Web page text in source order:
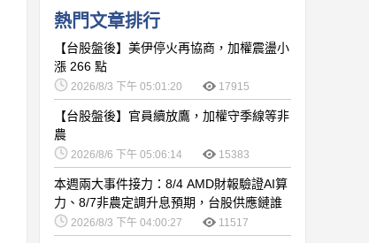
熱門文章排行
【台股盤後】美伊停火再協商，加權震盪小
漲 266 點
2026/8/3 下午 05:01:20 17915
【台股盤後】官員續放鷹，加權守季線等非
農
2026/8/6 下午 05:06:14 15383
本週兩大事件接力：8/4 AMD財報驗證AI算
力、8/7非農定調升息預期，台股供應鏈誰
卡位最佳？
2026/8/3 下午 04:00:27 11517